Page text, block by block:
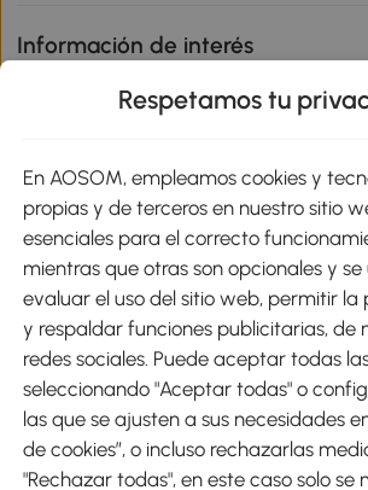
Información de interés
Métodos de Pago
Envíos
Descargar Aosom App
Respetamos tu
En AOSOM, empleamos cookies y
propias y de terceros en nuestro sitio
esenciales para el correcto
mientras que otras son opcionales y
evaluar el uso del sitio web, permitir la
y respaldar funciones publicitarias, de
redes sociales. Puede aceptar todas
seleccionando "Aceptar todas" o
las que se ajusten a sus necesidades
de cookies”, o incluso rechazarlas
"Rechazar todas", en este caso solo se